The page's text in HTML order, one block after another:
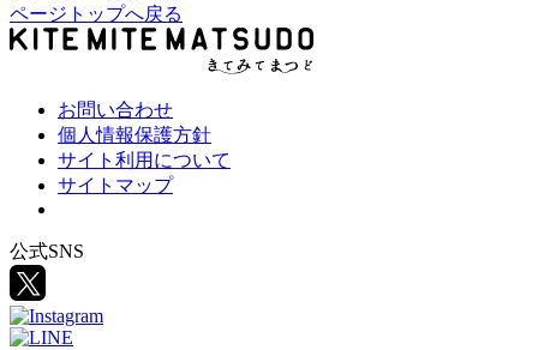
ページトップへ戻る
お問い合わせ
個人情報保護方針
サイト利用について
サイトマップ
公式SNS